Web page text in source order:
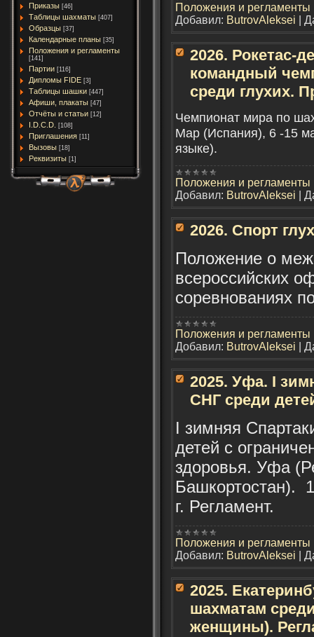
Приказы [46]
Таблицы шахматы [407]
Образцы [37]
Календарные планы [35]
Положения и регламенты
[141]
Партии [116]
Дипломы FIDE [3]
Таблицы шашки [447]
Афиши, плакаты [47]
Отчёты и статьи [12]
I.D.C.D. [108]
Приглашения [11]
Вызовы [18]
Реквизиты [1]
Положения и регламенты
Добавил: ButrovAleksei
2026. Рокетас-
командный
среди глухих.
Чемпионат мира по
Мар (Испания), 6 -15
языке).
Положения и регламенты
Добавил: ButrovAleksei
2026. Спорт
Положение о
всероссийских
соревнованиях
Положения и регламенты
Добавил: ButrovAleksei
2025. Уфа. I
СНГ среди
I зимняя
детей с
здоровья. Уфа
Башкортостан).
г. Регламент.
Положения и регламенты
Добавил: ButrovAleksei
2025.
шахматам
женщины).